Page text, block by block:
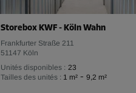
Storebox KWF - Köln Wahn
Frankfurter Straße 211
51147 Köln
Unités disponibles : 23
Tailles des unités : 1 m² - 9,2 m²